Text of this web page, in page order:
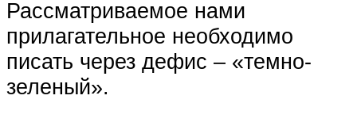
Рассматриваемое нами
прилагательное необходимо
писать через дефис – «темно-
зеленый».